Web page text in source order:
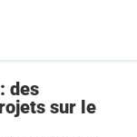
des
sur le